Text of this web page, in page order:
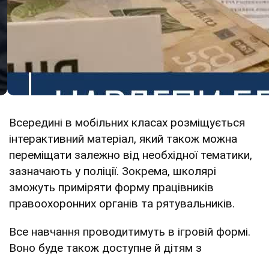
Всередині в мобільних класах розміщується
інтерактивний матеріал, який також можна
переміщати залежно від необхідної тематики,
зазначають у поліції. Зокрема, школярі
зможуть приміряти форму працівників
правоохоронних органів та рятувальників.
Все навчання проводитимуть в ігровій формі.
Воно буде також доступне й дітям з